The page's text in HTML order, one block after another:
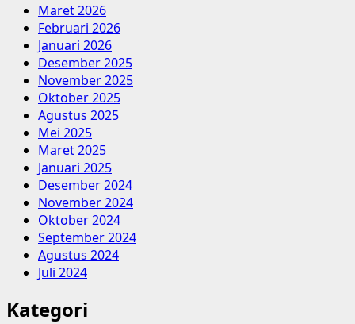
Maret 2026
Februari 2026
Januari 2026
Desember 2025
November 2025
Oktober 2025
Agustus 2025
Mei 2025
Maret 2025
Januari 2025
Desember 2024
November 2024
Oktober 2024
September 2024
Agustus 2024
Juli 2024
Kategori